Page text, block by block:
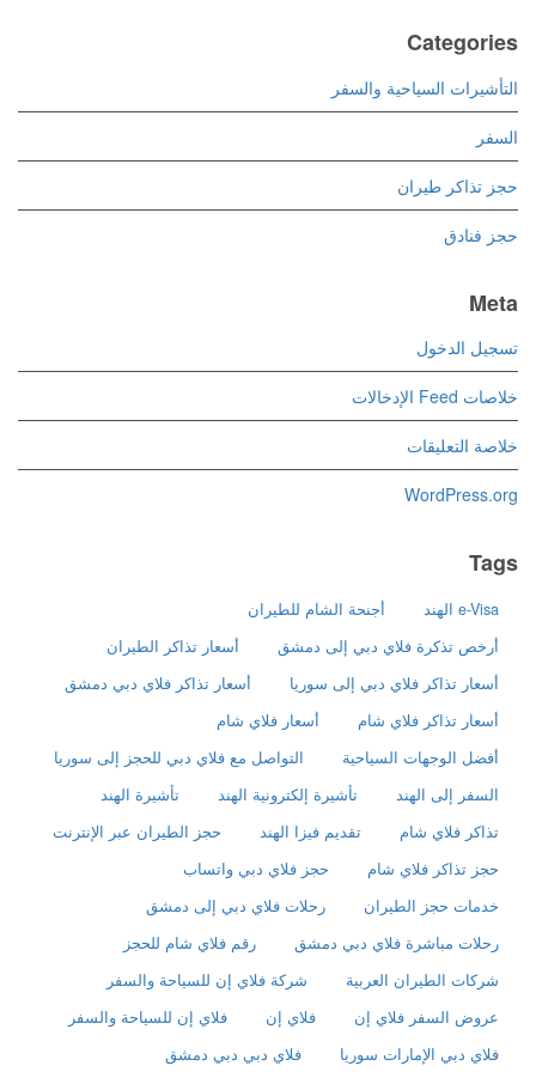
Categories
التأشيرات السياحية والسفر
السفر
حجز تذاكر طيران
حجز فنادق
Meta
تسجيل الدخول
خلاصات Feed الإدخالات
خلاصة التعليقات
WordPress.org
Tags
e-Visa الهند
أجنحة الشام للطيران
أرخص تذكرة فلاي دبي إلى دمشق
أسعار تذاكر الطيران
أسعار تذاكر فلاي دبي إلى سوريا
أسعار تذاكر فلاي دبي دمشق
أسعار تذاكر فلاي شام
أسعار فلاي شام
أفضل الوجهات السياحية
التواصل مع فلاي دبي للحجز إلى سوريا
السفر إلى الهند
تأشيرة إلكترونية الهند
تأشيرة الهند
تذاكر فلاي شام
تقديم فيزا الهند
حجز الطيران عبر الإنترنت
حجز تذاكر فلاي شام
حجز فلاي دبي واتساب
خدمات حجز الطيران
رحلات فلاي دبي إلى دمشق
رحلات مباشرة فلاي دبي دمشق
رقم فلاي شام للحجز
شركات الطيران العربية
شركة فلاي إن للسياحة والسفر
عروض السفر فلاي إن
فلاي إن
فلاي إن للسياحة والسفر
فلاي دبي الإمارات سوريا
فلاي دبي دبي دمشق